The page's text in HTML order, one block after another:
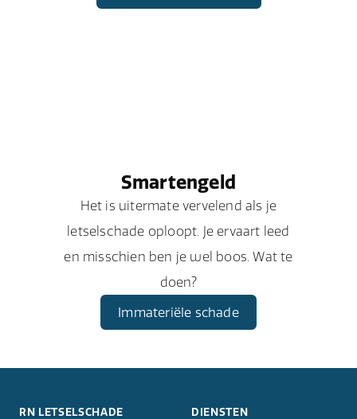
Smartengeld
Het is uitermate vervelend als je
letselschade oploopt. Je ervaart leed
en misschien ben je wel boos. Wat te
doen?
Immateriële schade
RN LETSELSCHADE DIENSTEN